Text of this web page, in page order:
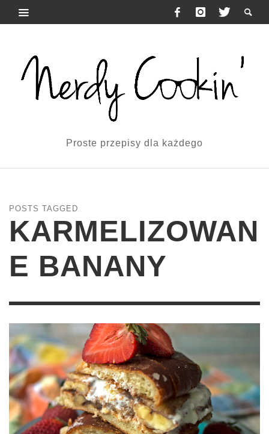
Proste przepisy dla każdego
POSTS TAGGED
KARMELIZOWAN
E BANANY